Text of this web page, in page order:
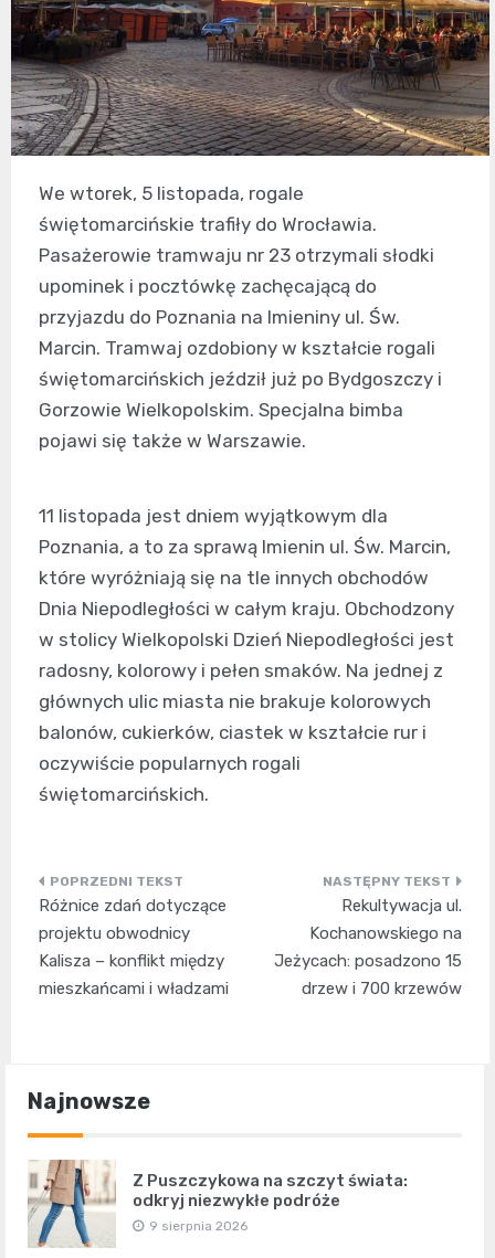
We wtorek, 5 listopada, rogale
świętomarcińskie trafiły do Wrocławia.
Pasażerowie tramwaju nr 23 otrzymali słodki
upominek i pocztówkę zachęcającą do
przyjazdu do Poznania na Imieniny ul. Św.
Marcin. Tramwaj ozdobiony w kształcie rogali
świętomarcińskich jeździł już po Bydgoszczy i
Gorzowie Wielkopolskim. Specjalna bimba
pojawi się także w Warszawie.
11 listopada jest dniem wyjątkowym dla
Poznania, a to za sprawą Imienin ul. Św. Marcin,
które wyróżniają się na tle innych obchodów
Dnia Niepodległości w całym kraju. Obchodzony
w stolicy Wielkopolski Dzień Niepodległości jest
radosny, kolorowy i pełen smaków. Na jednej z
głównych ulic miasta nie brakuje kolorowych
balonów, cukierków, ciastek w kształcie rur i
oczywiście popularnych rogali
świętomarcińskich.
Nawigacja
wpisu
Różnice zdań dotyczące
projektu obwodnicy
Kalisza – konflikt między
mieszkańcami i władzami
Rekultywacja ul.
Kochanowskiego na
Jeżycach: posadzono 15
drzew i 700 krzewów
Najnowsze
Z Puszczykowa na szczyt świata:
odkryj niezwykłe podróże
9 sierpnia 2026